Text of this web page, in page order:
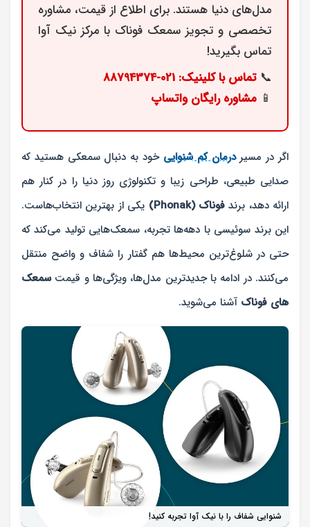
مدل‌های دنیا هستند. برای اطلاع از قیمت، مشاوره
تخصصی و تجویز سمعک فوناک با مرکز نیک‌ آوا
تماس بگیرید!
📞 تماس با کلینیک: 021-88794374
📱 مشاوره رایگان واتساپ
اگر در مسیردرمان کم شنوایی خود به دنبال سمعکی هستید که
صدایی طبیعی، طراحی زیبا و تکنولوژی روز دنیا را در کنار هم
ارائه دهد، برندفوناک (Phonak)
یکی از بهترین انتخاب‌هاست.
این برند سوئیسی با دهه‌ها تجربه، سمعک‌هایی تولید می‌کند که
حتی در شلوغ‌ترین محیط‌ها هم گفتار را شفاف و واضح منتقل
می‌کنند. در ادامه با جدیدترین مدل‌ها، ویژگی‌ها و قیمتسمعک‌
های فوناک آشنا می‌شوید.
شنوایی شفاف را با نیک آوا تجربه کنید!